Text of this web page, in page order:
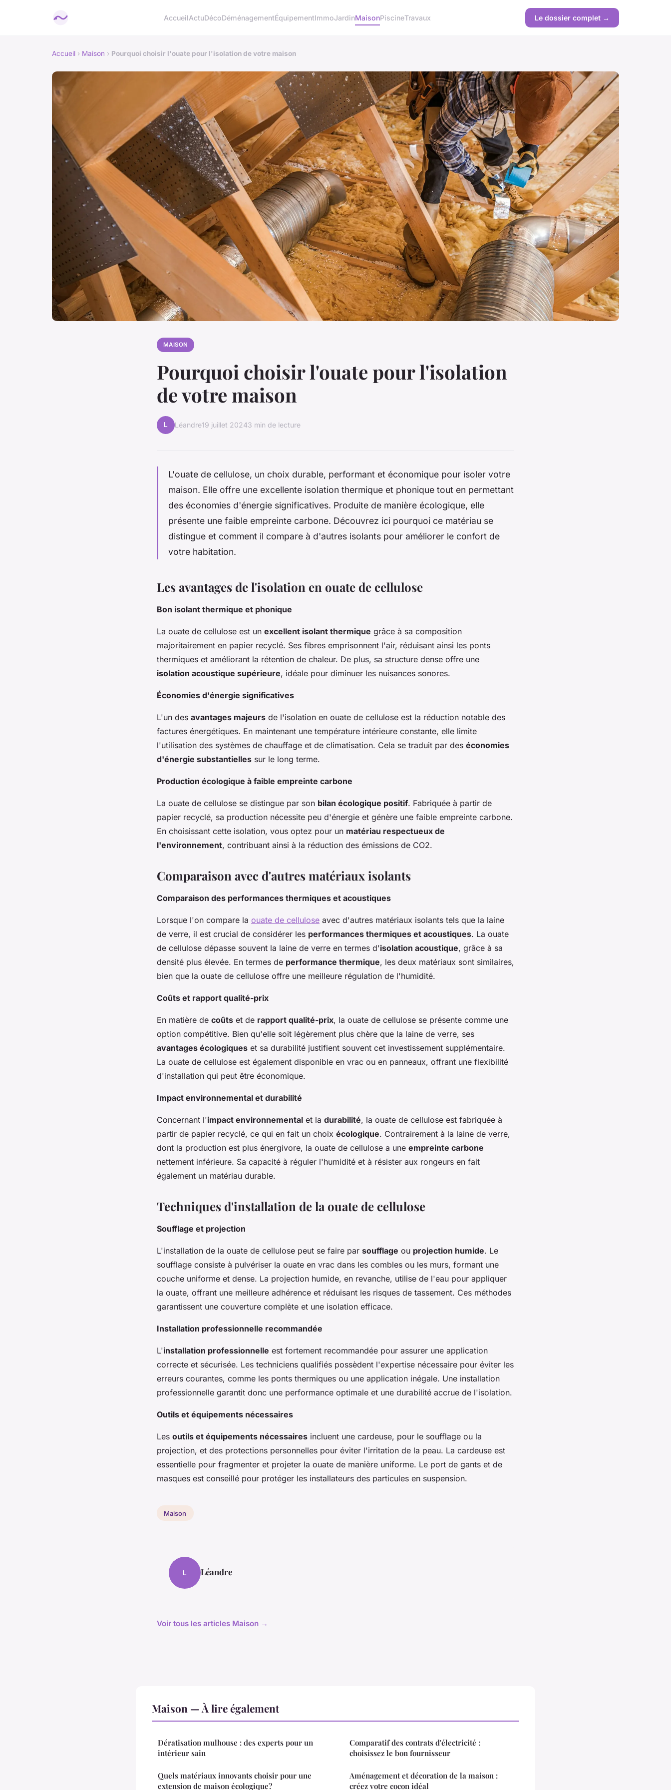
AccueilActuDécoDéménagementÉquipementImmoJardinMaisonPiscineTravaux Le dossier complet →
Accueil › Maison › Pourquoi choisir l'ouate pour l'isolation de votre maison
MAISON
Pourquoi choisir l'ouate pour l'isolation
de votre maison
L Léandre19 juillet 20243 min de lecture
L'ouate de cellulose, un choix durable, performant et économique pour isoler votre
maison. Elle offre une excellente isolation thermique et phonique tout en permettant
des économies d'énergie significatives. Produite de manière écologique, elle
présente une faible empreinte carbone. Découvrez ici pourquoi ce matériau se
distingue et comment il compare à d'autres isolants pour améliorer le confort de
votre habitation.
Les avantages de l'isolation en ouate de cellulose
Bon isolant thermique et phonique
La ouate de cellulose est un excellent isolant thermique grâce à sa composition
majoritairement en papier recyclé. Ses fibres emprisonnent l'air, réduisant ainsi les ponts
thermiques et améliorant la rétention de chaleur. De plus, sa structure dense offre une
isolation acoustique supérieure, idéale pour diminuer les nuisances sonores.
Économies d'énergie significatives
L'un des avantages majeurs de l'isolation en ouate de cellulose est la réduction notable des
factures énergétiques. En maintenant une température intérieure constante, elle limite
l'utilisation des systèmes de chauffage et de climatisation. Cela se traduit par des économies
d'énergie substantielles sur le long terme.
Production écologique à faible empreinte carbone
La ouate de cellulose se distingue par son bilan écologique positif. Fabriquée à partir de
papier recyclé, sa production nécessite peu d'énergie et génère une faible empreinte carbone.
En choisissant cette isolation, vous optez pour un matériau respectueux de
l'environnement, contribuant ainsi à la réduction des émissions de CO2.
Comparaison avec d'autres matériaux isolants
Comparaison des performances thermiques et acoustiques
Lorsque l'on compare la ouate de cellulose avec d'autres matériaux isolants tels que la laine
de verre, il est crucial de considérer les performances thermiques et acoustiques. La ouate
de cellulose dépasse souvent la laine de verre en termes d'isolation acoustique, grâce à sa
densité plus élevée. En termes de performance thermique, les deux matériaux sont similaires,
bien que la ouate de cellulose offre une meilleure régulation de l'humidité.
Coûts et rapport qualité-prix
En matière de coûts et de rapport qualité-prix, la ouate de cellulose se présente comme une
option compétitive. Bien qu'elle soit légèrement plus chère que la laine de verre, ses
avantages écologiques et sa durabilité justifient souvent cet investissement supplémentaire.
La ouate de cellulose est également disponible en vrac ou en panneaux, offrant une flexibilité
d'installation qui peut être économique.
Impact environnemental et durabilité
Concernant l'impact environnemental et la durabilité, la ouate de cellulose est fabriquée à
partir de papier recyclé, ce qui en fait un choix écologique. Contrairement à la laine de verre,
dont la production est plus énergivore, la ouate de cellulose a une empreinte carbone
nettement inférieure. Sa capacité à réguler l'humidité et à résister aux rongeurs en fait
également un matériau durable.
Techniques d'installation de la ouate de cellulose
Soufflage et projection
L'installation de la ouate de cellulose peut se faire par soufflage ou projection humide. Le
soufflage consiste à pulvériser la ouate en vrac dans les combles ou les murs, formant une
couche uniforme et dense. La projection humide, en revanche, utilise de l'eau pour appliquer
la ouate, offrant une meilleure adhérence et réduisant les risques de tassement. Ces méthodes
garantissent une couverture complète et une isolation efficace.
Installation professionnelle recommandée
L'installation professionnelle est fortement recommandée pour assurer une application
correcte et sécurisée. Les techniciens qualifiés possèdent l'expertise nécessaire pour éviter les
erreurs courantes, comme les ponts thermiques ou une application inégale. Une installation
professionnelle garantit donc une performance optimale et une durabilité accrue de l'isolation.
Outils et équipements nécessaires
Les outils et équipements nécessaires incluent une cardeuse, pour le soufflage ou la
projection, et des protections personnelles pour éviter l'irritation de la peau. La cardeuse est
essentielle pour fragmenter et projeter la ouate de manière uniforme. Le port de gants et de
masques est conseillé pour protéger les installateurs des particules en suspension.
Maison
L Léandre
Voir tous les articles Maison →
Maison — À lire également
Dératisation mulhouse : des experts pour un
intérieur sain
Quels matériaux innovants choisir pour une
extension de maison écologique?
Comparatif des contrats d'électricité :
choisissez le bon fournisseur
Aménagement et décoration de la maison :
créez votre cocon idéal